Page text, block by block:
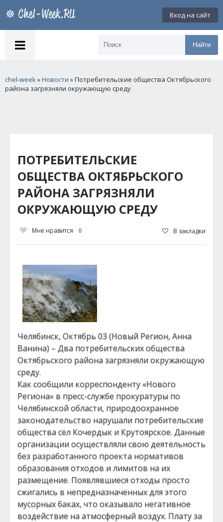
Вход на сайт
Найти
chel-week»Новости » Потребительские общества Октябрьского
района загрязняли окружающую среду
ПОТРЕБИТЕЛЬСКИЕ
ОБЩЕСТВА ОКТЯБРЬСКОГО
РАЙОНА ЗАГРЯЗНЯЛИ
ОКРУЖАЮЩУЮ СРЕДУ
Мне нравится 0 В закладки
Челябинск, Октябрь 03 (Новый Регион, Анна
Ванина) – Два потребительских общества
Октябрьского района загрязняли окружающую
среду.
Как сообщили корреспонденту «Нового
Региона» в пресс-службе прокуратуры по
Челябинской области, природоохранное
законодательство нарушали потребительские
общества сёл Кочердык и Крутоярское. Данные
организации осуществляли свою деятельность
без разработанного проекта нормативов
образования отходов и лимитов на их
размещение. Появлявшиеся отходы просто
сжигались в непредназначенных для этого
мусорных баках, что оказывало негативное
воздействие на атмосферный воздух. Плату за